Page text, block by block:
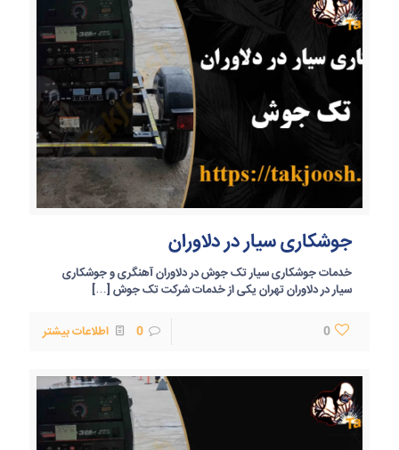
جوشکاری سیار در دلاوران
خدمات جوشکاری سیار تک جوش در دلاوران آهنگری و جوشکاری
سیار در دلاوران تهران یکی از خدمات شرکت تک جوش […]
0
0 اطلاعات بیشتر